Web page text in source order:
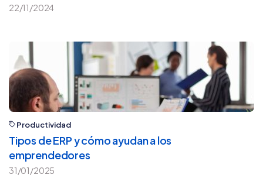
22/11/2024
Productividad
Tipos de ERP y cómo ayudan a los
emprendedores
31/01/2025